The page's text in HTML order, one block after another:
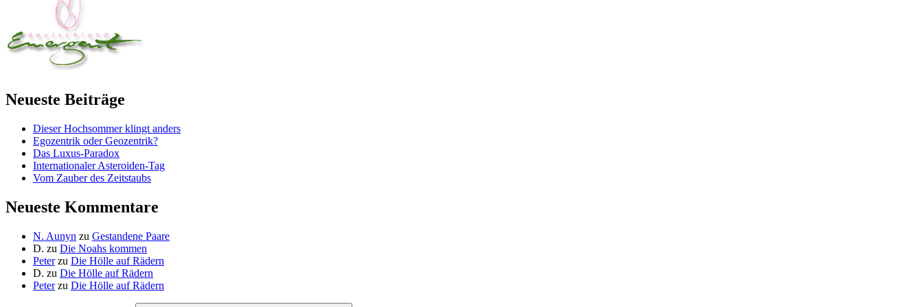
Neueste Beiträge
Dieser Hochsommer klingt anders
Egozentrik oder Geozentrik?
Das Luxus-Paradox
Internationaler Asteroiden-Tag
Vom Zauber des Zeitstaubs
Neueste Kommentare
N. Aunyn zu Gestandene Paare
D. zu Die Noahs kommen
Peterzu Die Hölle auf Rädern
D. zu Die Hölle auf Rädern
Peterzu Die Hölle auf Rädern